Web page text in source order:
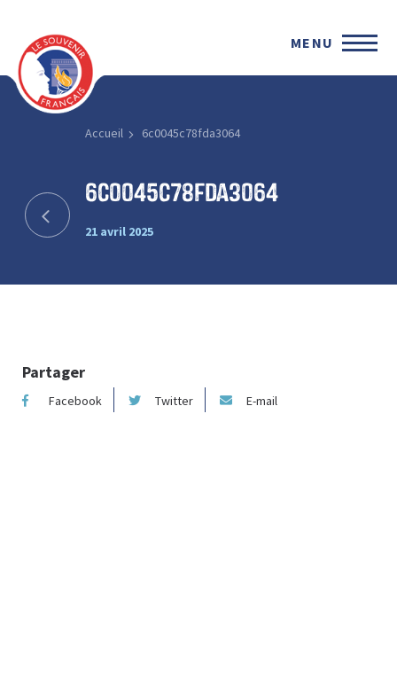
MENU
Accueil 6c0045c78fda3064
6c0045c78fda3064
21 avril 2025
Partager
Facebook Twitter E-mail